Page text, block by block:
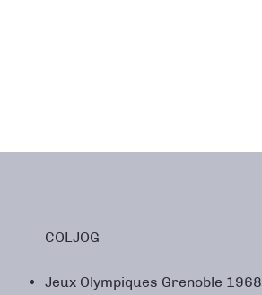
COLJOG
Jeux Olympiques Grenoble 1968